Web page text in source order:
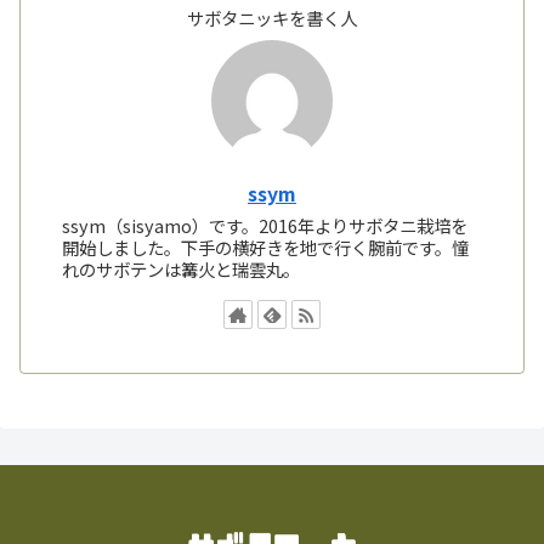
サボタニッキを書く人
ssym
ssym（sisyamo）です。2016年よりサボタニ栽培を
開始しました。下手の横好きを地で行く腕前です。憧
れのサボテンは篝火と瑞雲丸。